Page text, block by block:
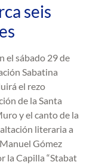
seis
el sábado 29 de
Sabatina
el rezo
de la Santa
y el canto de la
literaria a
Gómez
la Capilla “Stabat